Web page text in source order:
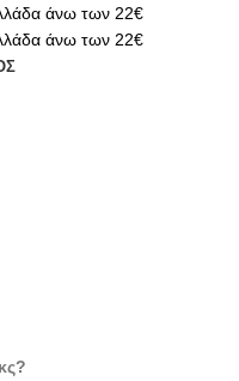
άνω των 22€
άνω των 22€